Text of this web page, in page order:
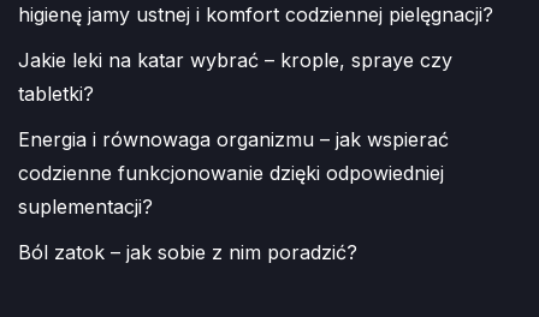
higienę jamy ustnej i komfort codziennej pielęgnacji?
Jakie leki na katar wybrać – krople, spraye czy
tabletki?
Energia i równowaga organizmu – jak wspierać
codzienne funkcjonowanie dzięki odpowiedniej
suplementacji?
Ból zatok – jak sobie z nim poradzić?